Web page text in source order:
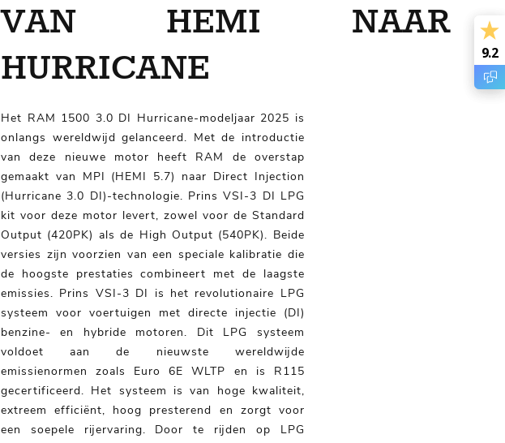
9.2
9.2
VAN HEMI NAAR
HURRICANE
Het RAM 1500 3.0 DI Hurricane-modeljaar 2025 is
onlangs wereldwijd gelanceerd. Met de introductie
van deze nieuwe motor heeft RAM de overstap
gemaakt van MPI (HEMI 5.7) naar Direct Injection
(Hurricane 3.0 DI)-technologie. Prins VSI-3 DI LPG
kit voor deze motor levert, zowel voor de Standard
Output (420PK) als de High Output (540PK). Beide
versies zijn voorzien van een speciale kalibratie die
de hoogste prestaties combineert met de laagste
emissies. Prins VSI-3 DI is het revolutionaire LPG
systeem voor voertuigen met directe injectie (DI)
benzine- en hybride motoren. Dit LPG systeem
voldoet aan de nieuwste wereldwijde
emissienormen zoals Euro 6E WLTP en is R115
gecertificeerd. Het systeem is van hoge kwaliteit,
extreem efficiënt, hoog presterend en zorgt voor
een soepele rijervaring. Door te rijden op LPG